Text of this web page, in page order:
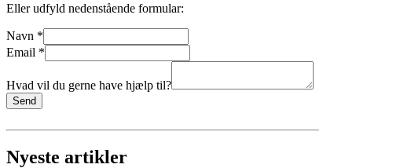
Eller udfyld nedenstående formular:
Navn *
Email *
Hvad vil du gerne have hjælp til?
Send
Nyeste artikler